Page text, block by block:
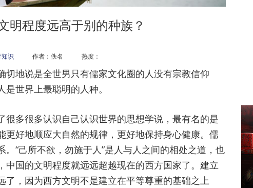
明程度远高于别的种族？
识 作者：佚名 热度：
地说是全世男只有儒家文化圈的人没有宗教信仰
世界上最聪明的人种。
多很多认识自己认识世界的思想学说，最有名的是
好地顺应大自然的规律，更好地保持身心健康。儒
“己所不欲，勿施于人”是人与人之间的相处之道，也
国的文明程度就远远超越现在的西方国家了。建立
，因为西方文明不是建立在平等尊重的基础之上